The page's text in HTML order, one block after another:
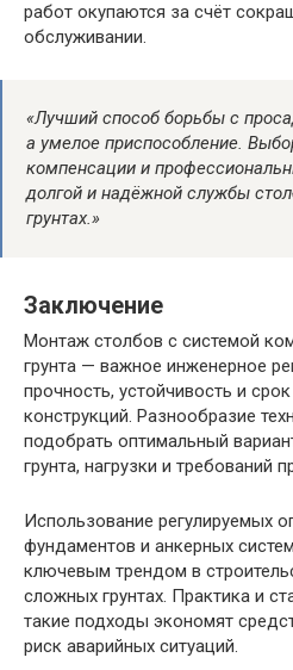
работ окупаются за счёт
обслуживании.
«Лучший способ борьбы с
а умелое приспособление.
компенсации и
долгой и надёжной службы
грунтах.»
Заключение
Монтаж столбов с системой
грунта — важное инженерное
прочность, устойчивость и
конструкций. Разнообразие
подобрать оптимальный
грунта, нагрузки и требований
Использование регулируемых
фундаментов и анкерных
ключевым трендом в
сложных грунтах. Практика и
такие подходы экономят
риск аварийных ситуаций.